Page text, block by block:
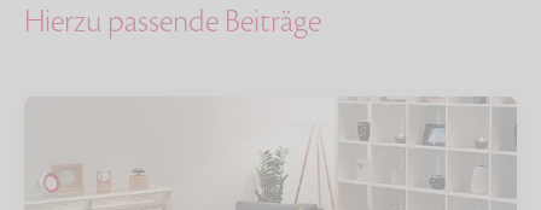
Hierzu passende Beiträge